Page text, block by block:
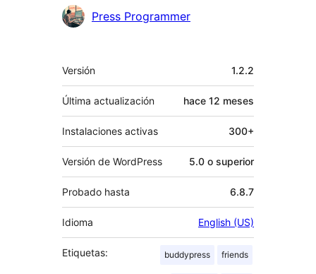
Press Programmer
Meta
Versión 1.2.2
Última actualización hace 12 meses
Instalaciones activas 300+
Versión de WordPress 5.0 o superior
Probado hasta 6.8.7
Idioma English (US)
Etiquetas: buddypress friends